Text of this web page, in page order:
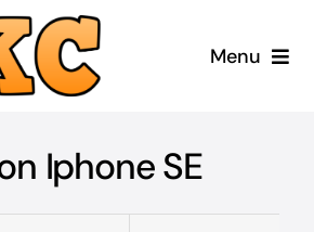
Menu
Réparer
Iphone SE